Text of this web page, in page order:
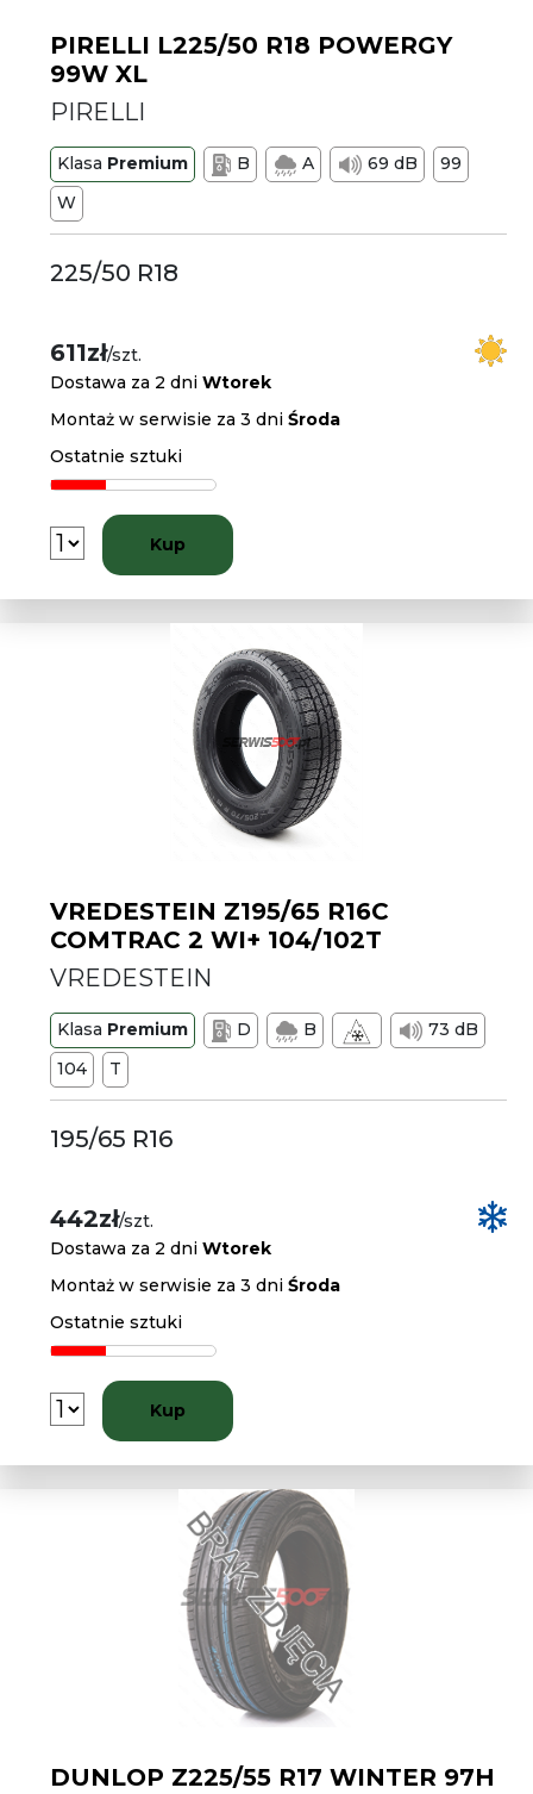
PIRELLI L225/50 R18 POWERGY
99W XL
PIRELLI
Klasa Premium B A 69 dB
99
W
225/50 R18
611zł/szt.
Dostawa za 2 dniWtorek
Montaż w serwisie za 3 dniŚroda
Ostatnie sztuki
Kup
VREDESTEIN Z195/65 R16C
COMTRAC 2 WI+ 104/102T
VREDESTEIN
Klasa Premium D B
73 dB
104
T
195/65 R16
442zł/szt.
Dostawa za 2 dniWtorek
Montaż w serwisie za 3 dniŚroda
Ostatnie sztuki
Kup
DUNLOP Z225/55 R17 WINTER 97H